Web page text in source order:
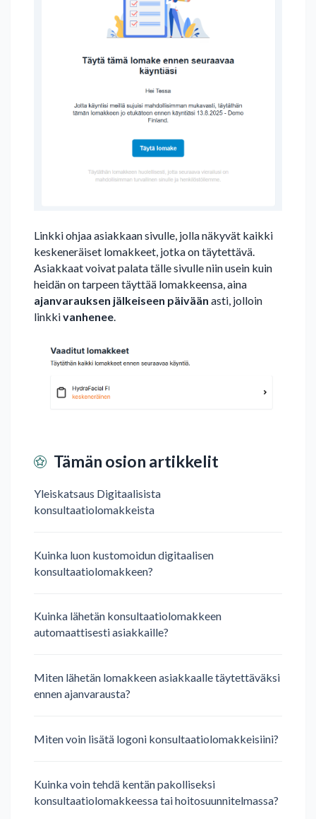
Linkki ohjaa asiakkaan sivulle, jolla näkyvät kaikki
keskeneräiset lomakkeet, jotka on täytettävä.
Asiakkaat voivat palata tälle sivulle niin usein kuin
heidän on tarpeen täyttää lomakkeensa, aina
ajanvarauksen jälkeiseen päivään asti, jolloin
linkkivanhenee.
Tämän osion artikkelit
Yleiskatsaus Digitaalisista
konsultaatiolomakkeista
Kuinka luon kustomoidun digitaalisen
konsultaatiolomakkeen?
Kuinka lähetän konsultaatiolomakkeen
automaattisesti asiakkaille?
Miten lähetän lomakkeen asiakkaalle täytettäväksi
ennen ajanvarausta?
Miten voin lisätä logoni konsultaatiolomakkeisiini?
Kuinka voin tehdä kentän pakolliseksi
konsultaatiolomakkeessa tai hoitosuunnitelmassa?